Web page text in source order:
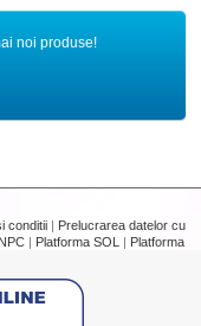
noi produse!
conditii | Prelucrarea datelor cu
| Platforma SOL | Platforma